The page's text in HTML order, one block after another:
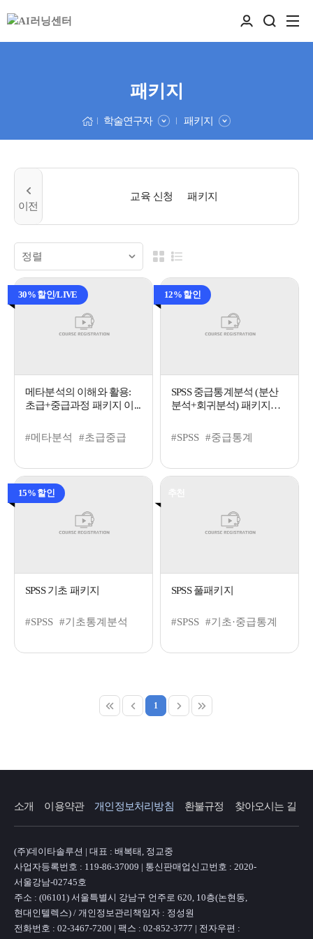
패키지
학술연구자 패키지
교육 신청 패키지
30% 할인/LIVE
메타분석의 이해와 활용:
초급+중급과정 패키지 이...
#메타분석 #초급중급
12% 할인
SPSS 중급통계분석 (분산
분석+회귀분석) 패키지
#SPSS #중급통계
15% 할인
SPSS 기초 패키지
#SPSS #기초통계분석
SPSS 풀패키지
#SPSS #기초·중급통계
1
소개 이용약관 개인정보처리방침 환불규정 찾아오시는 길
(주)데이타솔루션 | 대표 : 배복태, 정교중
사업자등록번호 : 119-86-37009 | 통신판매업신고번호 : 2020-
서울강남-02745호
주소 : (06101) 서울특별시 강남구 언주로 620, 10층(논현동,
현대인텔렉스) / 개인정보관리책임자 : 정성원
전화번호 : 02-3467-7200 | 팩스 : 02-852-3777 | 전자우편 :